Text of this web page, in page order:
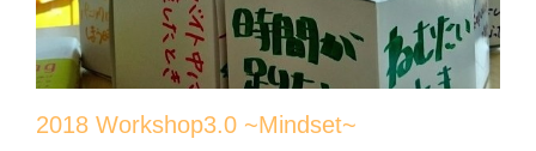
2018 Workshop3.0 ~Mindset~